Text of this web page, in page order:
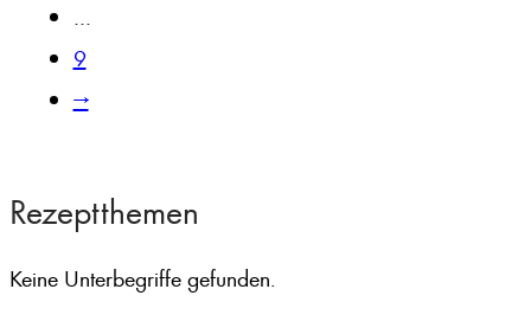
…
9
→
Rezeptthemen
Keine Unterbegriffe gefunden.